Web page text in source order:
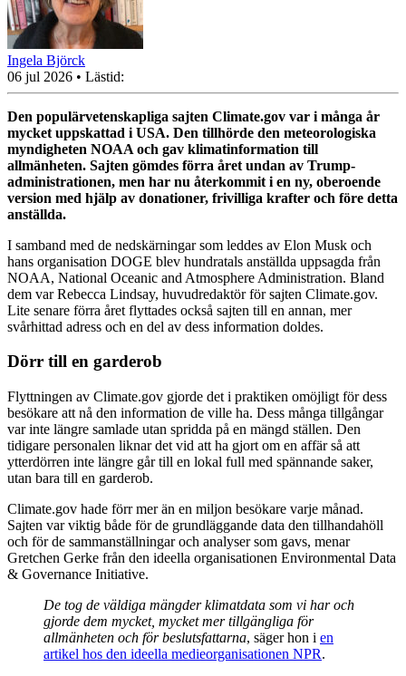
Ingela Björck
06 jul 2026 • Lästid:
Den populärvetenskapliga sajten Climate.gov var i många år
mycket uppskattad i USA. Den tillhörde den meteorologiska
myndigheten NOAA och gav klimatinformation till
allmänheten. Sajten gömdes förra året undan av Trump-
administrationen, men har nu återkommit i en ny, oberoende
version med hjälp av donationer, frivilliga krafter och före detta
anställda.
I samband med de nedskärningar som leddes av Elon Musk och
hans organisation DOGE blev hundratals anställda uppsagda från
NOAA, National Oceanic and Atmosphere Administration. Bland
dem var Rebecca Lindsay, huvudredaktör för sajten Climate.gov.
Lite senare förra året flyttades också sajten till en annan, mer
svårhittad adress och en del av dess information doldes.
Dörr till en garderob
Flyttningen av Climate.gov gjorde det i praktiken omöjligt för dess
besökare att nå den information de ville ha. Dess många tillgångar
var inte längre samlade utan spridda på en mängd ställen. Den
tidigare personalen liknar det vid att ha gjort om en affär så att
ytterdörren inte längre går till en lokal full med spännande saker,
utan bara till en garderob.
Climate.gov hade förr mer än en miljon besökare varje månad.
Sajten var viktig både för de grundläggande data den tillhandahöll
och för de sammanställningar och analyser som gavs, menar
Gretchen Gerke från den ideella organisationen Environmental Data
& Governance Initiative.
De tog de väldiga mängder klimatdata som vi har och
gjorde dem mycket, mycket mer tillgängliga för
allmänheten och för beslutsfattarna, säger hon i en
artikel hos den ideella medieorganisationen NPR.